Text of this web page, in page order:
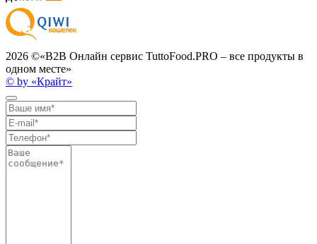
2026 ©«B2B Онлайн сервис TuttoFood.PRO – все продукты в
одном месте»
© by «Крайт»